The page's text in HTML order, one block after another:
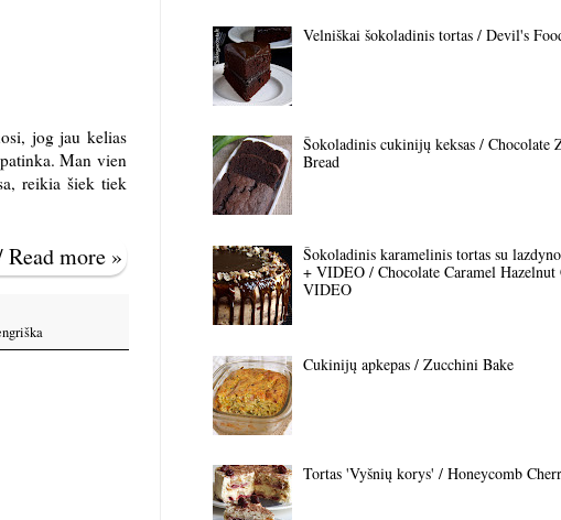
jog jau kelias
Man vien
reikia šiek tiek
more »
Velniškai šokoladinis tortas / Devil's
Šokoladinis cukinijų keksas / Chocolate
Bread
Šokoladinis karamelinis tortas su
+ VIDEO / Chocolate Caramel Hazelnut
VIDEO
Cukinijų apkepas / Zucchini Bake
Tortas 'Vyšnių korys' / Honeycomb